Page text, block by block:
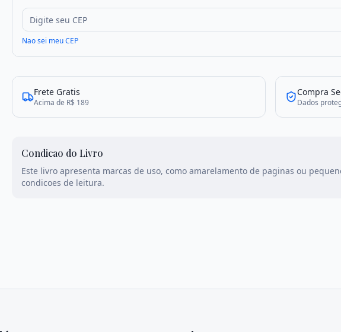
Nao sei meu CEP
Frete Gratis
Acima de R$ 189
Compra
Dados
Condicao do Livro
Este livro apresenta marcas de uso, como amarelamento de paginas ou
condicoes de leitura.